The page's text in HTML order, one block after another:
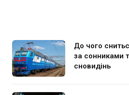
До чого
за сонниками
сновидінь